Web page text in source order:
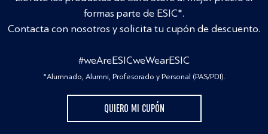
formas parte de ESIC*.
Contacta con nosotros y solicita tu cupón de descuento.
#weAreESICweWearESIC
*Alumnado, Alumni, Profesorado y Personal (PAS/PDI).
QUIERO MI CUPÓN